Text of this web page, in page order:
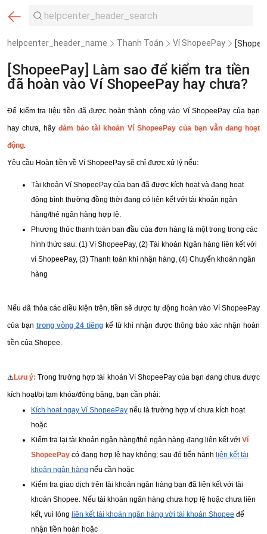
helpcenter_header_name Thanh Toán Ví ShopeePay
[ShopeePay] Làm sao để kiểm tra tiền
đã hoàn vào Ví ShopeePay hay chưa?
Để kiểm tra liệu tiền đã được hoàn thành công vào Ví ShopeePay của bạn
hay chưa, hãyđảm bảo tài khoản Ví ShopeePay của bạn vẫn đang hoạt
động.
Yêu cầu Hoàn tiền về Ví ShopeePay sẽ chỉ được xử lý nếu:
Tài khoản Ví ShopeePay của bạn đã được kích hoạt và đang hoạt
động bình thường đồng thời đang có liên kết với tài khoản ngân
hàng/thẻ ngân hàng hợp lệ.
Phương thức thanh toán ban đầu của đơn hàng là một trong trong các
hình thức sau: (1) Ví ShopeePay, (2) Tài khoản Ngân hàng liên kết với
ví ShopeePay, (3) Thanh toán khi nhận hàng, (4) Chuyển khoản ngân
hàng
Nếu đã thỏa các điều kiện trên, tiền sẽ được tự động hoàn vào Ví ShopeePay
của bạn trong vòng 24 tiếngkể từ khi nhận được thông báo xác nhận hoàn
tiền của Shopee.
⚠️Lưu ý: Trong trường hợp tài khoản Ví ShopeePay của bạn đang chưa được
kích hoạt/bị tạm khóa/đóng băng, bạn cần phải:
Kích hoạt ngay Ví ShopeePay nếu là trường hợp ví chưa kích hoạt
hoặc
Kiểm tra lại tài khoản ngân hàng/thẻ ngân hàng đang liên kết với Ví
ShopeePay có đang hợp lệ hay không; sau đó tiến hành liên kết tài
khoản ngân hàng nếu cần hoặc
Kiểm tra giao dịch trên tài khoản ngân hàng bạn đã liên kết với tài
khoản Shopee. Nếu tài khoản ngân hàng chưa hợp lệ hoặc chưa liên
kết, vui lòng liên kết tài khoản ngân hàng với tài khoản Shopee để
nhận tiền hoàn hoặc